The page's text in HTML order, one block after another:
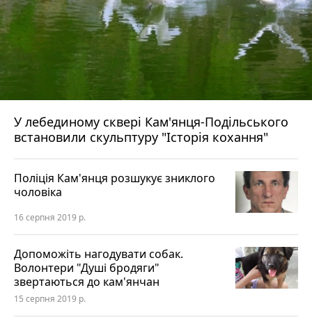
У лебединому сквері Кам'янця-Подільського
встановили скульптуру "Історія кохання"
Поліція Кам'янця розшукує зниклого
чоловіка
16 серпня 2019 р.
Допоможіть нагодувати собак.
Волонтери "Душі бродяги"
звертаються до кам'янчан
15 серпня 2019 р.